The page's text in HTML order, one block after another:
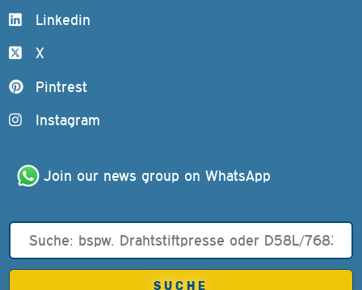
Linkedin
X
Pintrest
Instagram
Join our news group on WhatsApp